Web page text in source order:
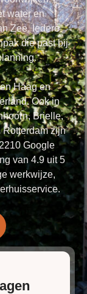
water en
Zee. Iedere
die past bij
Haag en
Ook in
Brielle,
zijn
Google
van 4.9 uit 5
werkwijze,